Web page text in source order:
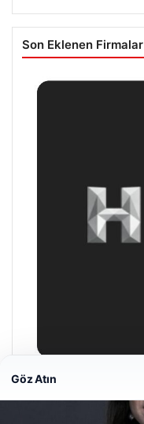
Son Eklenen Firmalar
Göz Atın